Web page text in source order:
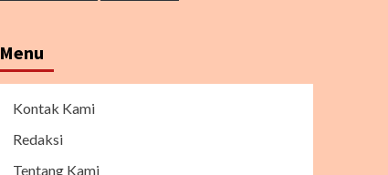
Menu
Kontak Kami
Redaksi
Tentang Kami